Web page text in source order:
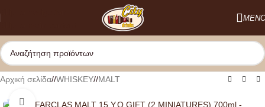
Αρχική σελίδα/ WHISKEY/ MALT
Κλικ για μεγέθυνση